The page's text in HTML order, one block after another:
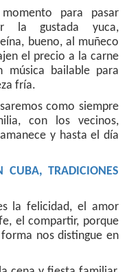
para pasar
la gustada yuca,
bueno, al muñeco
el precio a la carne
música bailable para
fría.
como siempre
con los vecinos,
y hasta el día
CUBA, TRADICIONES
la felicidad, el amor
el compartir, porque
nos distingue en